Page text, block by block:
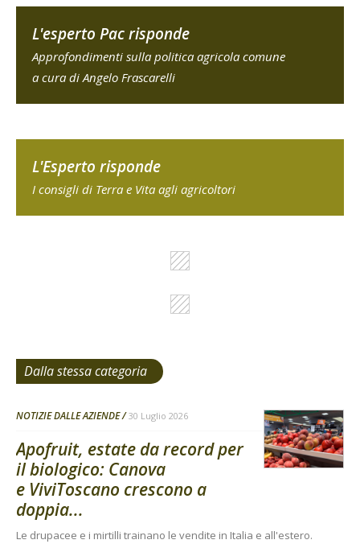
L'esperto Pac risponde
Approfondimenti sulla politica agricola comune
a cura di Angelo Frascarelli
L'Esperto risponde
I consigli di Terra e Vita agli agricoltori
Dalla stessa categoria
NOTIZIE DALLE AZIENDE 30 Luglio 2026
Apofruit, estate da record per
il biologico: Canova
e ViviToscano crescono a
doppia...
Le drupacee e i mirtilli trainano le vendite in Italia e all'estero.